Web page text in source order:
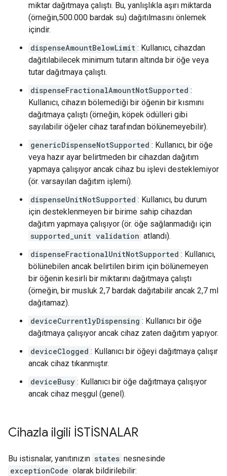
miktar dağıtmaya çalıştı. Bu, yanlışlıkla aşırı miktarda
(örneğin,500.000 bardak su) dağıtılmasını önlemek
içindir.
dispenseAmountBelowLimit : Kullanıcı, cihazdan
dağıtılabilecek minimum tutarın altında bir öğe veya
tutar dağıtmaya çalıştı.
dispenseFractionalAmountNotSupported :
Kullanıcı, cihazın bölemediği bir öğenin bir kısmını
dağıtmaya çalıştı (örneğin, köpek ödülleri gibi
sayılabilir öğeler cihaz tarafından bölünemeyebilir).
genericDispenseNotSupported : Kullanıcı, bir öğe
veya hazır ayar belirtmeden bir cihazdan dağıtım
yapmaya çalışıyor ancak cihaz bu işlevi desteklemiyor
(ör. varsayılan dağıtım işlemi).
dispenseUnitNotSupported : Kullanıcı, bu durum
için desteklenmeyen bir birime sahip cihazdan
dağıtım yapmaya çalışıyor (ör. öğe sağlanmadığı için
supported_unit validation atlandı).
dispenseFractionalUnitNotSupported : Kullanıcı,
bölünebilen ancak belirtilen birim için bölünemeyen
bir öğenin kesirli bir miktarını dağıtmaya çalıştı
(örneğin, bir musluk 2,7 bardak dağıtabilir ancak 2,7 ml
dağıtamaz).
deviceCurrentlyDispensing : Kullanıcı bir öğe
dağıtmaya çalışıyor ancak cihaz zaten dağıtım yapıyor.
deviceClogged : Kullanıcı bir öğeyi dağıtmaya çalışır
ancak cihaz tıkanmıştır.
deviceBusy : Kullanıcı bir öğe dağıtmaya çalışıyor
ancak cihaz meşgul (genel).
Cihazla ilgili İSTİSNALAR
Bu istisnalar, yanıtınızın states nesnesinde
exceptionCode olarak bildirilebilir: